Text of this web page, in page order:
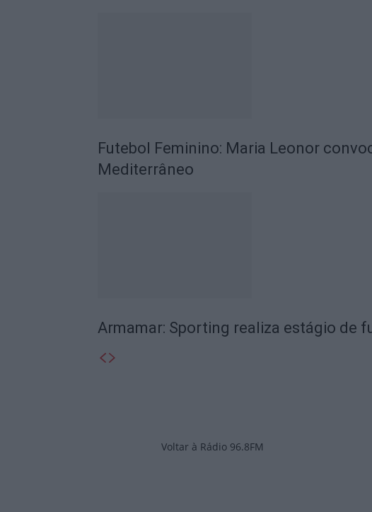
Futebol Feminino: Maria Leonor
Mediterrâneo
Armamar: Sporting realiza estágio de
Voltar à Rádio 96.8FM